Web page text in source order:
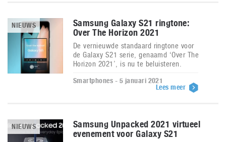
NIEUWS
Samsung Galaxy S21 ringtone:
Over The Horizon 2021
De vernieuwde standaard ringtone voor
de Galaxy S21 serie, genaamd ‘Over The
Horizon 2021’, is nu te beluisteren.
Smartphones - 5 januari 2021
Lees meer
NIEUWS
Samsung Unpacked 2021 virtueel
evenement voor Galaxy S21